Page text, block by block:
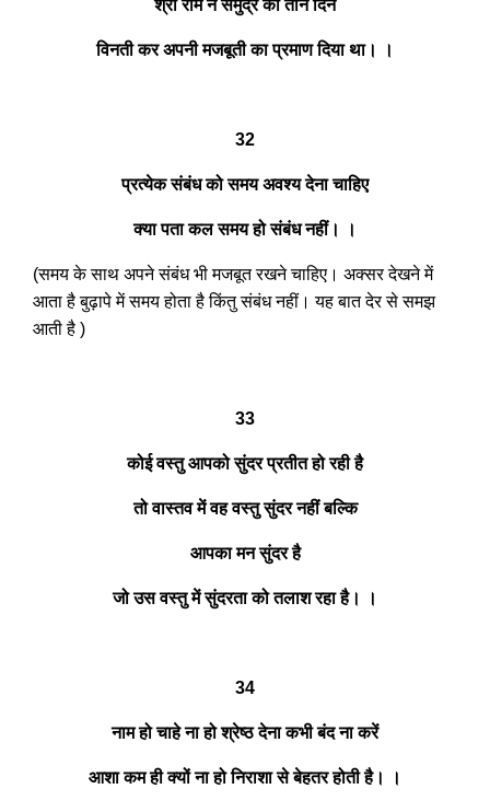
श्री राम ने समुद्र की तीन दिन
विनती कर अपनी मजबूती का प्रमाण दिया था। ।
32
प्रत्येक संबंध को समय अवश्य देना चाहिए
क्या पता कल समय हो संबंध नहीं। ।
(समय के साथ अपने संबंध भी मजबूत रखने चाहिए। अक्सर देखने में
आता है बुढ़ापे में समय होता है किंतु संबंध नहीं। यह बात देर से समझ
आती है )
33
कोई वस्तु आपको सुंदर प्रतीत हो रही है
तो वास्तव में वह वस्तु सुंदर नहीं बल्कि
आपका मन सुंदर है
जो उस वस्तु में सुंदरता को तलाश रहा है। ।
34
नाम हो चाहे ना हो श्रेष्ठ देना कभी बंद ना करें
आशा कम ही क्यों ना हो निराशा से बेहतर होती है। ।